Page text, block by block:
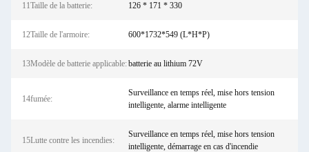
11Taille de la batterie: 126 * 171 * 330
12Taille de l'armoire: 600*1732*549 (L*H*P)
13Modèle de batterie applicable:batterie au lithium 72V
14fumée:
Surveillance en temps réel, mise hors tension
intelligente, alarme intelligente
15Lutte contre les incendies:
Surveillance en temps réel, mise hors tension
intelligente, démarrage en cas d'incendie